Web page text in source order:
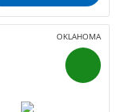
OKLAHOMA